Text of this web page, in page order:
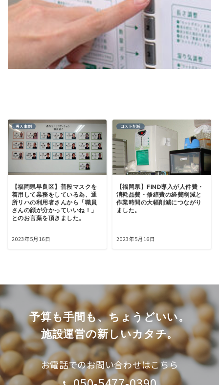
導入事例
【福岡県早良区】普段マスクを
着用して業務をしている為、通
所リハの利用者さんから「職員
さんの顔が分かっていいね！」
とのお言葉を頂きました。
2023年5月16日
コスト削減
【福岡県】FIND導入が人件費・
消耗品費・修繕費の経費削減と
作業時間の大幅削減につながり
ました。
2023年5月16日
予算も手間も、ちょうどいい。
施設運営の新しいカタチ。
お電話でのお問い合わせはこちら